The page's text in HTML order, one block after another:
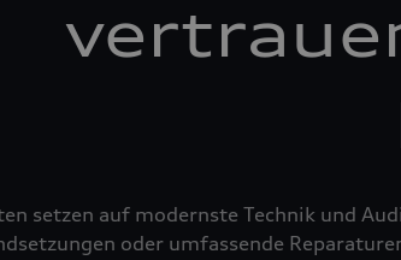
setzen auf modernste Technik und
oder umfassende